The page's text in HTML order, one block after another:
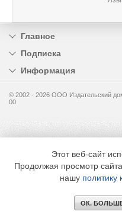
Главное
Подписка
Информация
© 2002 - 2026 OOO Издательский
00
Этот веб-сайт
Продолжая просмотр
нашу политику
ОК.